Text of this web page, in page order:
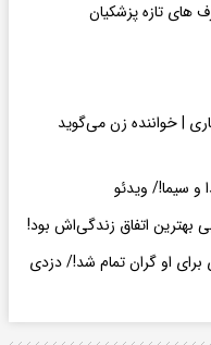
های تازه پزشکیان
| خواننده زن می‌گوید
و سیما!/ ویدئو
بهترین اتفاق زندگی‌اش بود!
برای او گران تمام شد!/ دزدی